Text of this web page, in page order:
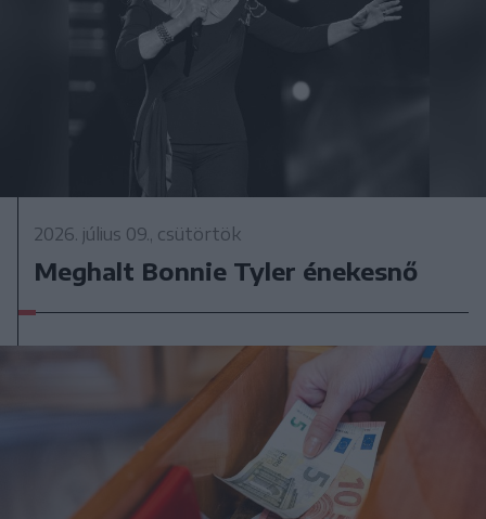
2026. július 09., csütörtök
Meghalt Bonnie Tyler énekesnő